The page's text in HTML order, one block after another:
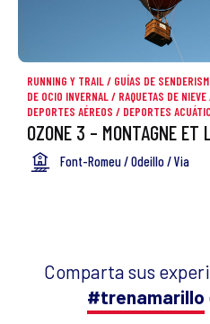
RUNNING Y TRAIL/ GUÍAS DE
DE OCIO INVERNAL/ RAQUETAS DE NIEVE
DEPORTES AÉREOS / DEPORTES
OZONE 3 – MONTAGNE ET
Font-Romeu / Odeillo / Via
Comparta sus
#trenamarillo